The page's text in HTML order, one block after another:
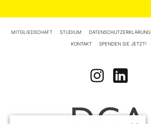
MITGLIEDSCHAFT STUDIUM DATENSCHUTZERKLÄRUNG
KONTAKT SPENDEN SIE JETZT!